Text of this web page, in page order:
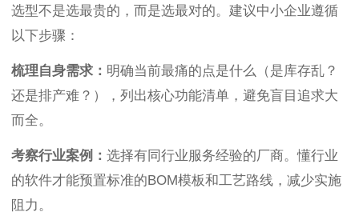
选型不是选最贵的，而是选最对的。建议中小企业遵循
以下步骤：
梳理自身需求： 明确当前最痛的点是什么（是库存乱？
还是排产难？），列出核心功能清单，避免盲目追求大
而全。
考察行业案例： 选择有同行业服务经验的厂商。懂行业
的软件才能预置标准的BOM模板和工艺路线，减少实施
阻力。